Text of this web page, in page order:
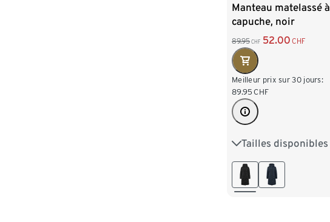
Manteau matelassé à
capuche, noir
89.95 CHF 52.00 CHF
Meilleur prix sur 30 jours:
89.95 CHF
Tailles disponibles
36 38 40 42
44 46